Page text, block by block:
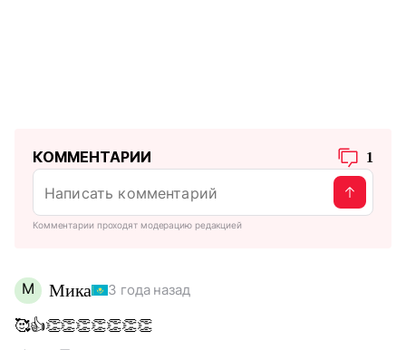
КОММЕНТАРИИ 1
Комментарии проходят модерацию редакцией
М Мика 3 года назад
🥰👍👏👏👏👏👏👏👏